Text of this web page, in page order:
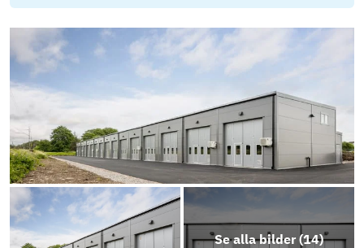
Se alla bilder (14)